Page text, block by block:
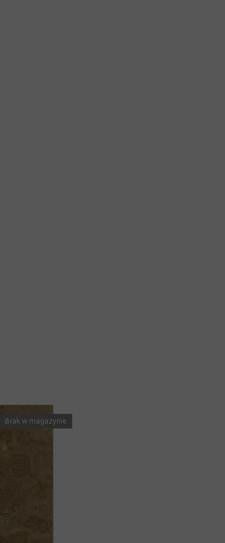
Brak w magazynie